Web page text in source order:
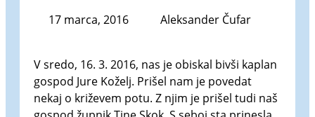
17 marca, 2016 Aleksander Čufar
V sredo, 16. 3. 2016, nas je obiskal bivši kaplan
gospod Jure Koželj. Prišel nam je povedat
nekaj o križevem potu. Z njim je prišel tudi naš